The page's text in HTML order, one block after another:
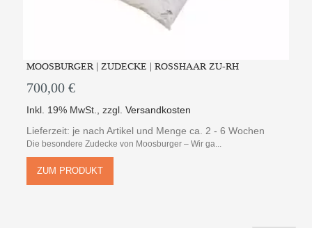
MOOSBURGER | ZUDECKE | ROSSHAAR ZU-RH
700,00 €
Inkl. 19% MwSt. ,zzgl.Versandkosten
Lieferzeit: je nach Artikel und Menge ca. 2 - 6 Wochen
Die besondere Zudecke von Moosburger – Wir ga...
ZUM PRODUKT